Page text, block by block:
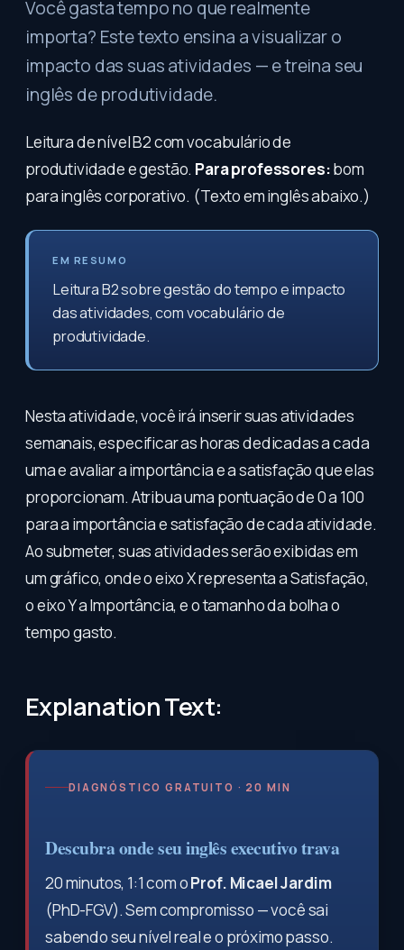
Você gasta tempo no que realmente
importa? Este texto ensina a visualizar o
impacto das suas atividades — e treina seu
inglês de produtividade.
Leitura de nível B2 com vocabulário de
produtividade e gestão. Para professores:bom
para inglês corporativo. (Texto em inglês abaixo.)
EM RESUMO
Leitura B2 sobre gestão do tempo e impacto
das atividades, com vocabulário de
produtividade.
Nesta atividade, você irá inserir suas atividades
semanais, especificar as horas dedicadas a cada
uma e avaliar a importância e a satisfação que elas
proporcionam. Atribua uma pontuação de 0 a 100
para a importância e satisfação de cada atividade.
Ao submeter, suas atividades serão exibidas em
um gráfico, onde o eixo X representa a Satisfação,
o eixo Y a Importância, e o tamanho da bolha o
tempo gasto.
Explanation Text:
DIAGNÓSTICO GRATUITO · 20 MIN
Descubra onde seu inglês executivo trava
20 minutos, 1:1 com oProf. Micael Jardim
(PhD-FGV). Sem compromisso — você sai
sabendo seu nível real e o próximo passo.